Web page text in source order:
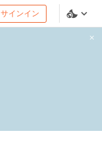
サインイン